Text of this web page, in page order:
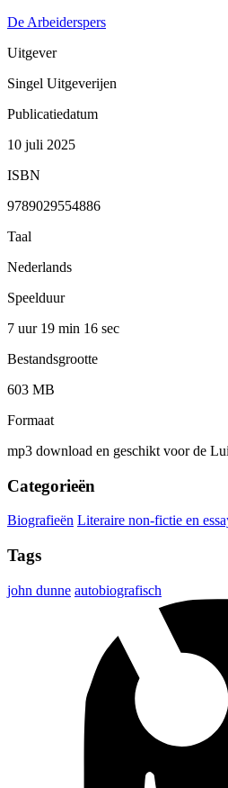
De Arbeiderspers
Uitgever
Singel Uitgeverijen
Publicatiedatum
10 juli 2025
ISBN
9789029554886
Taal
Nederlands
Speelduur
7 uur 19 min 16 sec
Bestandsgrootte
603 MB
Formaat
mp3 download en geschikt voor de
Categorieën
Biografieën Literaire non-fictie en
Tags
john dunne autobiografisch